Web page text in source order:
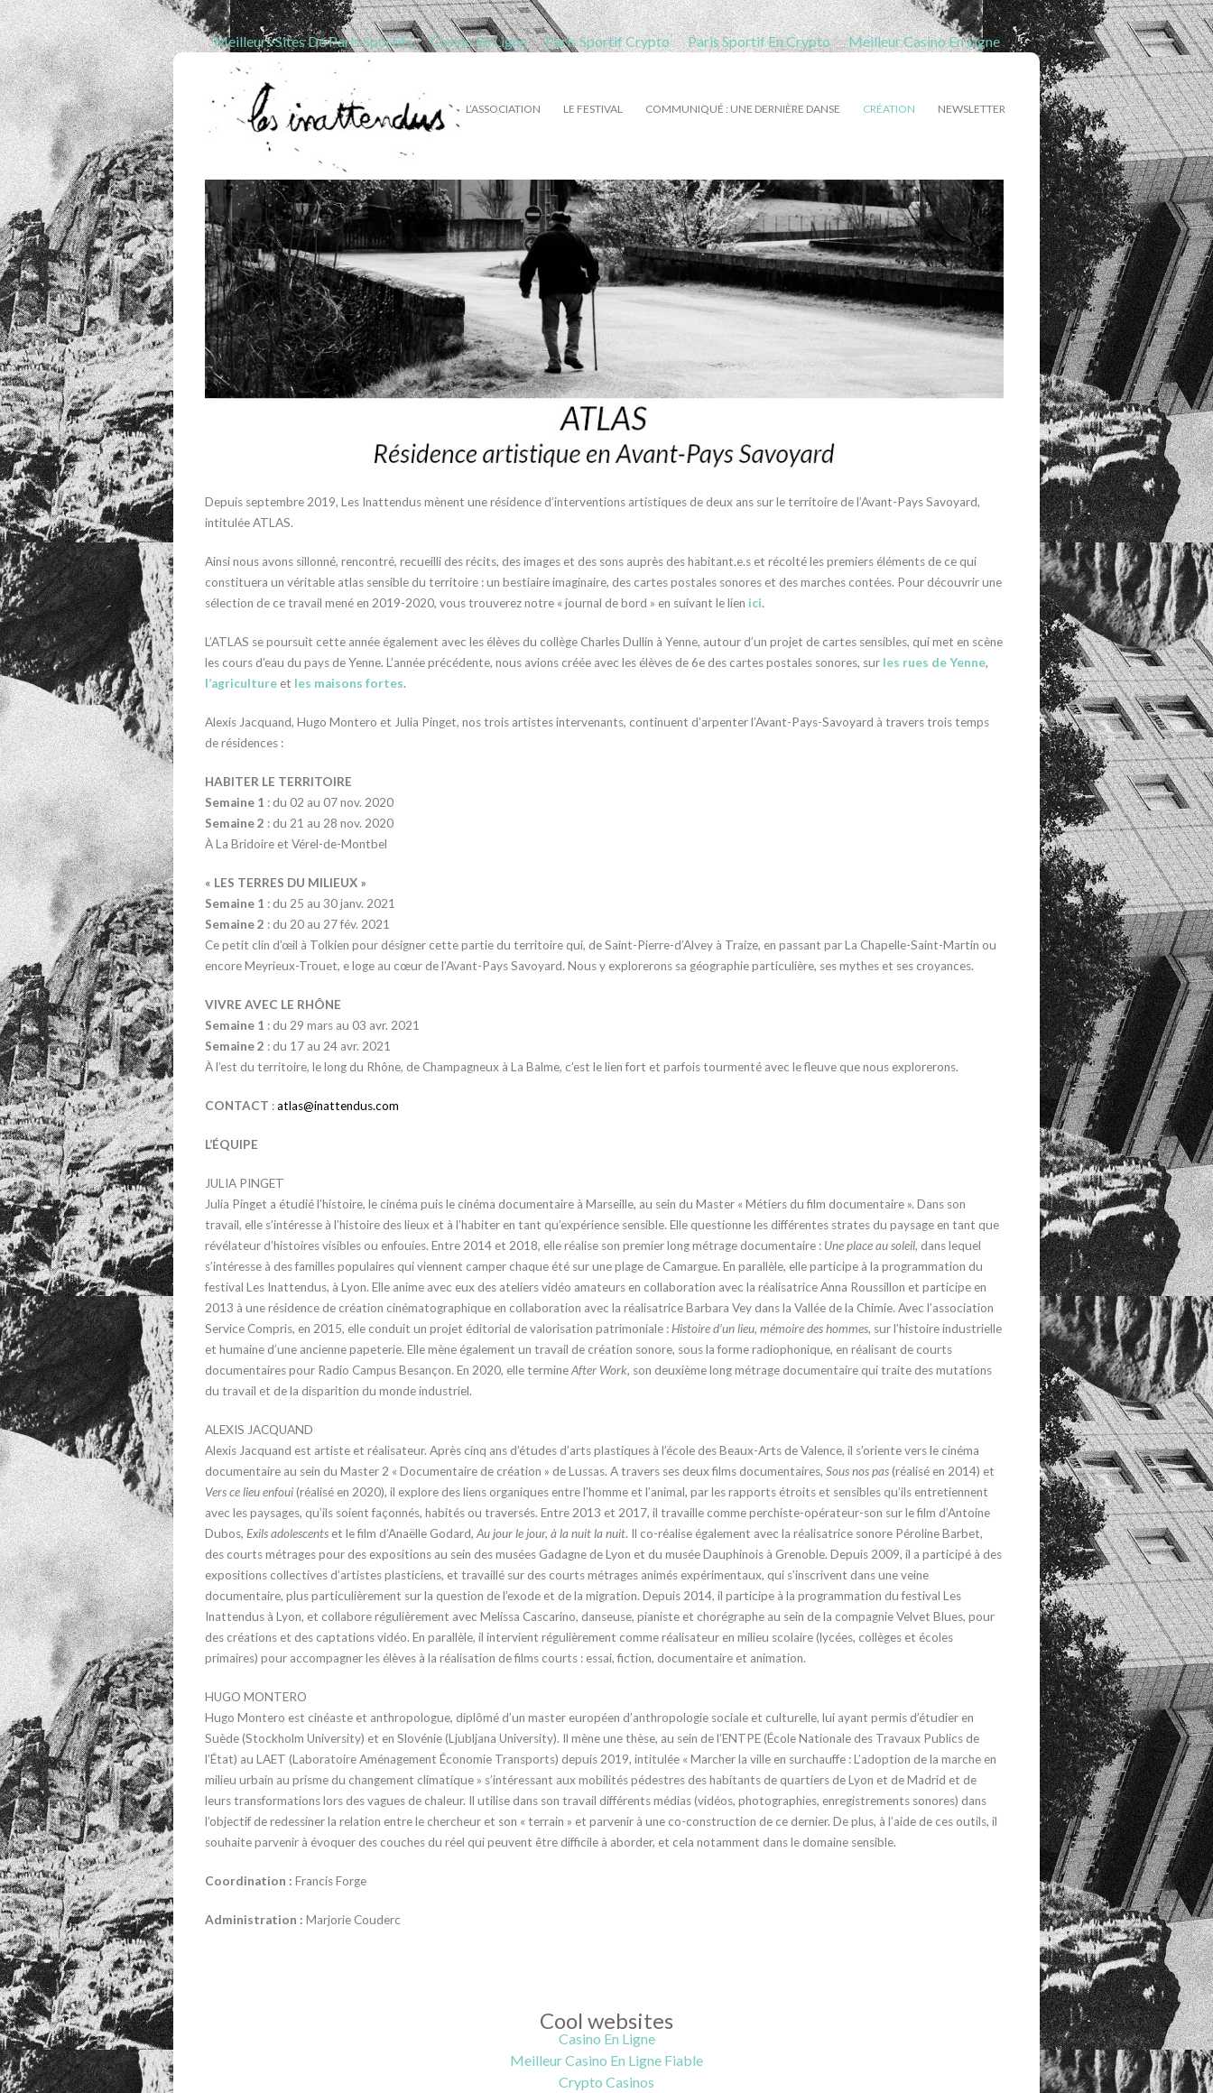
Meilleurs Sites De Paris Sportifs Casino En Ligne Paris Sportif Crypto Paris Sportif En Crypto Meilleur Casino En Ligne
L’ASSOCIATION LE FESTIVAL COMMUNIQUÉ : UNE DERNIÈRE DANSE CRÉATION NEWSLETTER
Depuis septembre 2019, Les Inattendus mènent une résidence d’interventions artistiques de deux ans sur le territoire de l’Avant-Pays Savoyard,
intitulée ATLAS.
Ainsi nous avons sillonné, rencontré, recueilli des récits, des images et des sons auprès des habitant.e.s et récolté les premiers éléments de ce qui
constituera un véritable atlas sensible du territoire : un bestiaire imaginaire, des cartes postales sonores et des marches contées. Pour découvrir une
sélection de ce travail mené en 2019-2020, vous trouverez notre « journal de bord » en suivant le lien ici.
L’ATLAS se poursuit cette année également avec les élèves du collège Charles Dullin à Yenne, autour d’un projet de cartes sensibles, qui met en scène
les cours d’eau du pays de Yenne. L’année précédente, nous avions créée avec les élèves de 6e des cartes postales sonores, sur les rues de Yenne,
l’agricultureet les maisons fortes.
Alexis Jacquand, Hugo Montero et Julia Pinget, nos trois artistes intervenants, continuent d’arpenter l’Avant-Pays-Savoyard à travers trois temps
de résidences :
HABITER LE TERRITOIRE
Semaine 1 : du 02 au 07 nov. 2020
Semaine 2 : du 21 au 28 nov. 2020
À La Bridoire et Vérel-de-Montbel
« LES TERRES DU MILIEUX »
Semaine 1 : du 25 au 30 janv. 2021
Semaine 2 : du 20 au 27 fév. 2021
Ce petit clin d’œil à Tolkien pour désigner cette partie du territoire qui, de Saint-Pierre-d’Alvey à Traize, en passant par La Chapelle-Saint-Martin ou
encore Meyrieux-Trouet, e loge au cœur de l’Avant-Pays Savoyard. Nous y explorerons sa géographie particulière, ses mythes et ses croyances.
VIVRE AVEC LE RHÔNE
Semaine 1 : du 29 mars au 03 avr. 2021
Semaine 2 : du 17 au 24 avr. 2021
À l’est du territoire, le long du Rhône, de Champagneux à La Balme, c’est le lien fort et parfois tourmenté avec le fleuve que nous explorerons.
CONTACT :atlas@inattendus.com
L’ÉQUIPE
JULIA PINGET
Julia Pinget a étudié l’histoire, le cinéma puisle cinéma documentaire à Marseille, au sein du Master « Métiers du film documentaire ». Dans son
travail, elle s’intéresse à l’histoiredes lieux et à l’habiter en tant qu’expérience sensible. Elle questionne les différentes strates du paysage en tant que
révélateurd’histoires visibles ou enfouies. Entre 2014 et 2018, elle réalise son premierlong métrage documentaire : Une place ausoleil, dans lequel
s’intéresse à des famillespopulaires qui viennent camper chaque été sur une plage de Camargue. En parallèle, elle participe à la programmation du
festival Les Inattendus, à Lyon. Elle anime avec eux des ateliers vidéo amateurs en collaboration avec la réalisatriceAnna Roussillon et participe en
2013 à unerésidence de création cinématographique en collaboration avec la réalisatrice Barbara Vey dans la Vallée de la Chimie. Avec l’association
Service Compris, en 2015, elle conduit un projet éditorial de valorisation patrimoniale : Histoire d’un lieu, mémoire deshommes, sur l’histoire industrielle
et humained’une ancienne papeterie. Elle mène également un travail de création sonore, sous la forme radiophonique, en réalisant de courts
documentaires pour Radio Campus Besançon. En 2020, elle termineAfter Work, son deuxième long métrage documentaire qui traitedes mutations
du travail et de la disparition du monde industriel.
ALEXIS JACQUAND
Alexis Jacquand est artiste et réalisateur. Après cinq ans d’études d’arts plastiques à l’école des Beaux-Arts de Valence, il s’orientevers le cinéma
documentaire au sein du Master 2 « Documentaire de création » deLussas. A travers ses deux films documentaires, Sous nos pas(réalisé en 2014) et
Versce lieu enfoui(réalisé en 2020), il explore desliens organiques entre l’homme et l’animal, par les rapports étroits et sensibles qu’ils entretiennent
avec les paysages, qu’ils soientfaçonnés, habités ou traversés. Entre 2013 et 2017, il travaille comme perchiste-opérateur-son sur le film d’Antoine
Dubos, Exils adolescentset le film d’AnaëlleGodard, Au jour le jour, à la nuit la nuit. Il co-réalise également avec la réalisatrice sonore Péroline Barbet,
des courts métrages pourdes expositions au sein des musées Gadagne de Lyon et du musée Dauphinois à Grenoble. Depuis 2009, il a participé à des
expositionscollectives d’artistes plasticiens, et travaillé sur des courts métrages animés expérimentaux, qui s’inscrivent dans une veine
documentaire, plus particulièrement sur la question de l’exode et de la migration. Depuis 2014, il participe à la programmation du festival Les
Inattendusà Lyon, et collaborerégulièrement avec Melissa Cascarino, danseuse, pianiste et chorégraphe au sein de la compagnieVelvet Blues, pour
des créations et des captations vidéo. En parallèle, il intervient régulièrement comme réalisateur en milieu scolaire (lycées, collèges et écoles
primaires) pour accompagner les élèves à la réalisation de films courts : essai, fiction, documentaire et animation.
HUGO MONTERO
Hugo Montero est cinéaste et anthropologue, diplômé d’un master européen d’anthropologie sociale et culturelle, lui ayant permis d’étudier en
Suède (Stockholm University) et en Slovénie (Ljubljana University). Il mène une thèse, au sein de l’ENTPE (ÉcoleNationale des Travaux Publics de
l’État) au LAET (Laboratoire Aménagement Économie Transports) depuis 2019, intitulée « Marcher la ville en surchauffe : L’adoption de la marche en
milieu urbain au prisme du changement climatique » s’intéressant aux mobilités pédestres des habitants de quartiersde Lyon et de Madrid et de
leurs transformations lors des vagues de chaleur. Il utilisedans son travail différents médias (vidéos, photographies, enregistrements sonores) dans
l’objectif de redessiner la relation entrele chercheur et son « terrain » et parvenir à une co-construction de ce dernier. De plus, à l’aide de ces outils, il
souhaite parvenir à évoquer des couches du réel qui peuvent être difficile à aborder, et cela notamment dans le domaine sensible.
Coordination : Francis Forge
Administration : Marjorie Couderc
Cool websites
Casino En Ligne
Meilleur Casino En Ligne Fiable
Crypto Casinos